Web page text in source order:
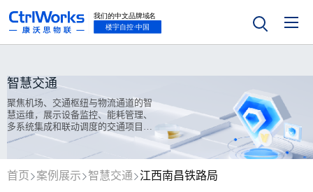
智慧交通
聚焦机场、交通枢纽与物流通道的智
慧运维，展示设备监控、能耗管理、
多系统集成和联动调度的交通项目案
例实践。
首页 案例展示 智慧交通 江西南昌铁路局